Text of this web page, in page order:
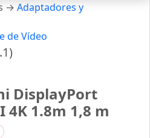
→ Adaptadores y
de Vídeo
DisplayPort
4K 1.8m 1,8 m